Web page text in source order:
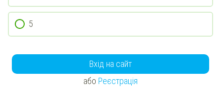
5
Вхід на сайт
або Реєстрація